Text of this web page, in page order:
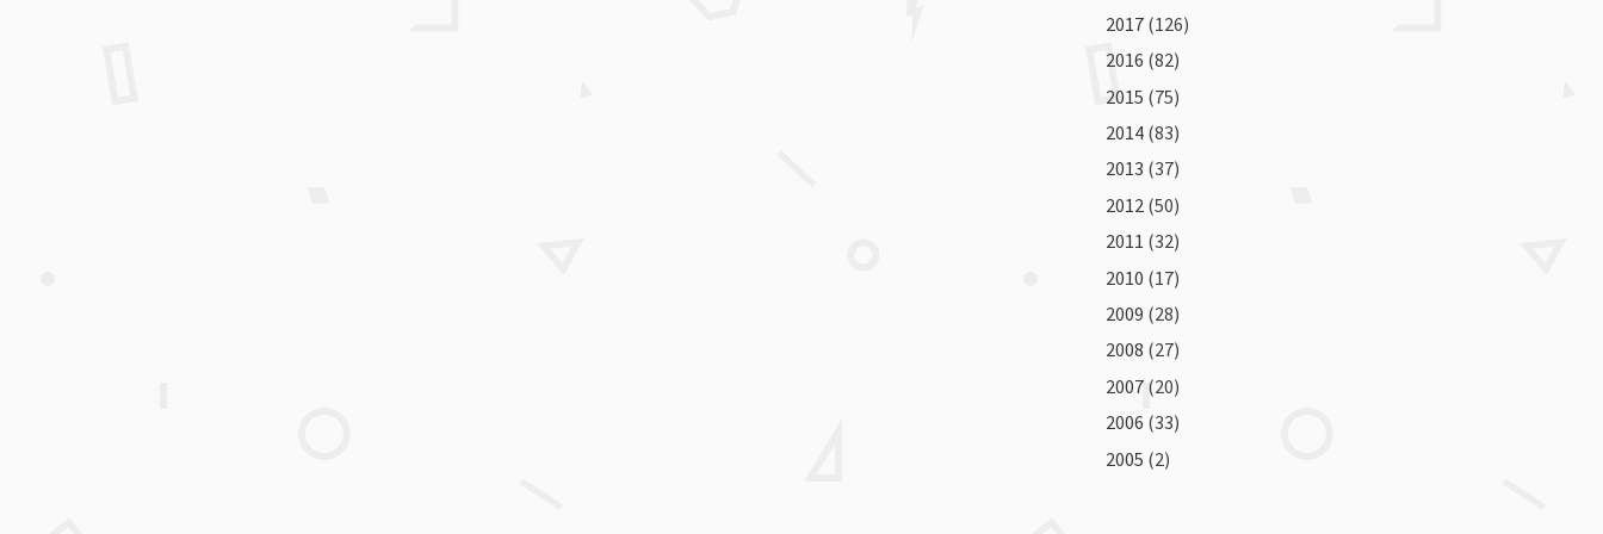
2017 (126)
2016 (82)
2015 (75)
2014 (83)
2013 (37)
2012 (50)
2011 (32)
2010 (17)
2009 (28)
2008 (27)
2007 (20)
2006 (33)
2005 (2)